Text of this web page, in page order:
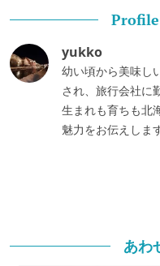
Profile
yukko
幼い頃から美味し
され、旅行会社に
生まれも育ちも北
魅力をお伝えします
あわ